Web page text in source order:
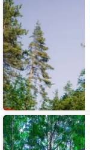
Загородный
клуб
Дача